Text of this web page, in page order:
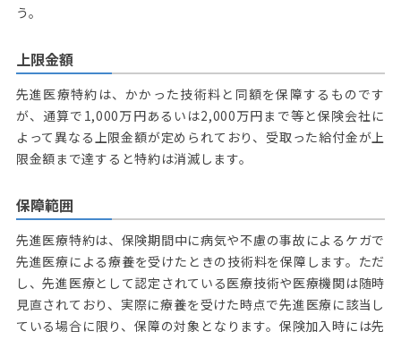
う。
上限金額
先進医療特約は、かかった技術料と同額を保障するものです
が、通算で1,000万円あるいは2,000万円まで等と保険会社に
よって異なる上限金額が定められており、受取った給付金が上
限金額まで達すると特約は消滅します。
保障範囲
先進医療特約は、保険期間中に病気や不慮の事故によるケガで
先進医療による療養を受けたときの技術料を保障します。ただ
し、先進医療として認定されている医療技術や医療機関は随時
見直されており、実際に療養を受けた時点で先進医療に該当し
ている場合に限り、保障の対象となります。保険加入時には先